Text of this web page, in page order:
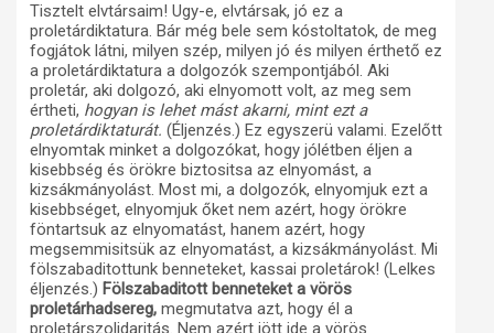
Tisztelt elvtársaim! Ugy-e, elvtársak, jó ez a
proletárdiktatura. Bár még bele sem kóstoltatok, de meg
fogjátok látni, milyen szép, milyen jó és milyen érthető ez
a proletárdiktatura a dolgozók szempontjából. Aki
proletár, aki dolgozó, aki elnyomott volt, az meg sem
értheti, hogyan is lehet mást akarni, mint ezt a
proletárdiktaturát. (Éljenzés.) Ez egyszerü valami. Ezelőtt
elnyomtak minket a dolgozókat, hogy jólétben éljen a
kisebbség és örökre biztositsa az elnyomást, a
kizsákmányolást. Most mi, a dolgozók, elnyomjuk ezt a
kisebbséget, elnyomjuk őket nem azért, hogy örökre
föntartsuk az elnyomatást, hanem azért, hogy
megsemmisitsük az elnyomatást, a kizsákmányolást. Mi
fölszabaditottunk benneteket, kassai proletárok! (Lelkes
éljenzés.) Fölszabaditott benneteket a vörös
proletárhadsereg, megmutatva azt, hogy él a
proletárszolidaritás. Nem azért jött ide a vörös